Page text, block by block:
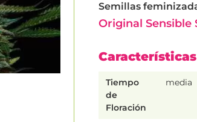
Semillas
Original Sensible
Características
Tiempo
de
Floración
media